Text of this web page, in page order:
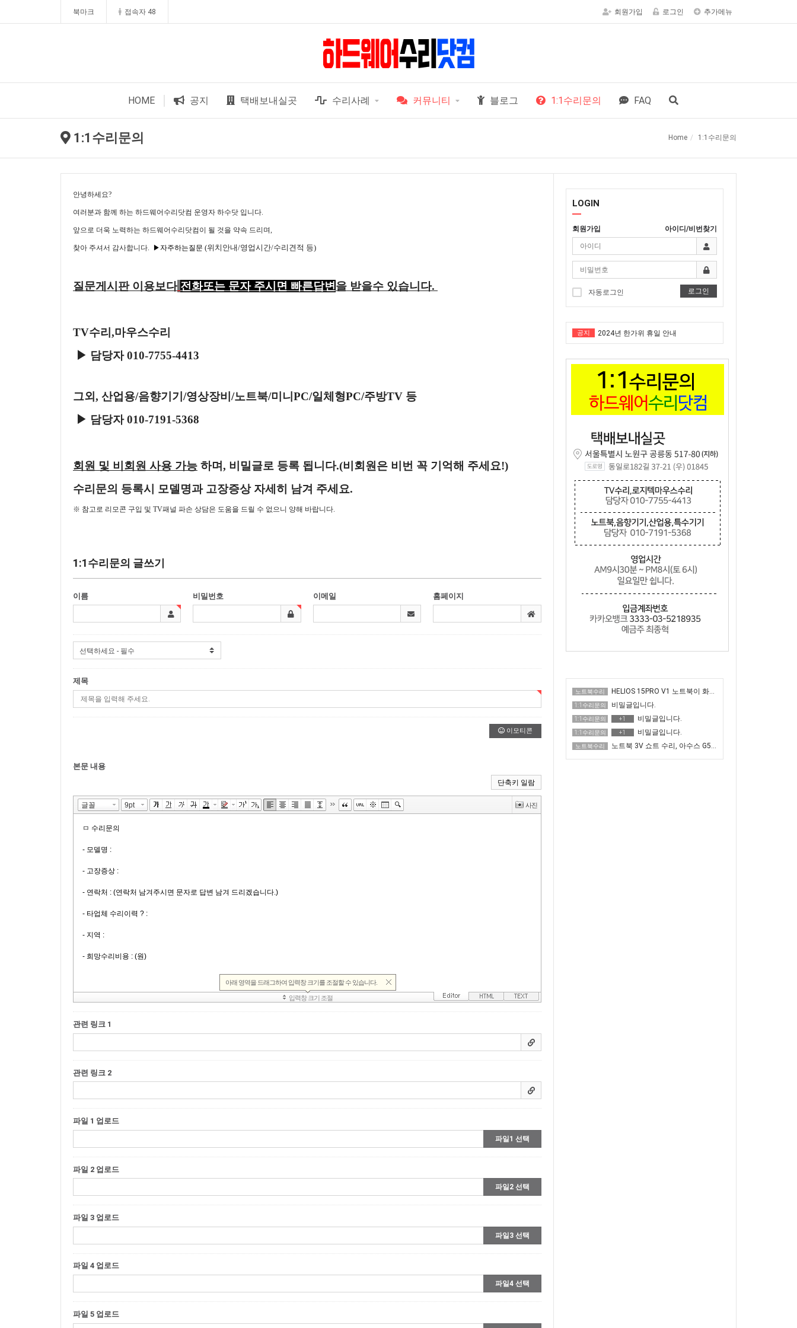
북마크 접속자 48 회원가입 로그인 추가메뉴
HOME 공지 택배보내실곳 수리사례 커뮤니티 블로그 1:1수리문의 FAQ
1:1수리문의 Home 1:1수리문의
안녕하세요?
여러분과 함께 하는 하드웨어수리닷컴 운영자 하수닷 입니다.
앞으로 더욱 노력하는 하드웨어수리닷컴이 될 것을 약속 드리며,
찾아 주셔서 감사합니다. ▶자주하는질문 (위치안내/영업시간/수리견적 등)
질문게시판 이용보다 전화또는 문자 주시면 빠른답변 을 받을수 있습니다.
TV수리,마우스수리
▶ 담당자 010-7755-4413
그외, 산업용/음향기기/영상장비/노트북/미니PC/일체형PC/주방TV 등
▶ 담당자 010-7191-5368
회원 및 비회원 사용 가능 하며, 비밀글로 등록 됩니다.(비회원은 비번 꼭 기억해 주세요!)
수리문의 등록시 모델명과 고장증상 자세히 남겨 주세요.
※ 참고로 리모콘 구입 및 TV패널 파손 상담은 도움을 드릴 수 없으니 양해 바랍니다.
1:1수리문의 글쓰기
이름 비밀번호 이메일 홈페이지
제목
이모티콘
본문 내용
단축키 일람
관련 링크 1
관련 링크 2
파일 1 업로드
파일1 선택
파일 2 업로드
파일2 선택
파일 3 업로드
파일3 선택
파일 4 업로드
파일4 선택
파일 5 업로드
LOGIN
회원가입 아이디/비번찾기
자동로그인 로그인
공지
"노트북부서" 1월 임시휴가 안내
★★★ 1:1 수리문의 문의 ★★★
2024년 한가위 휴일 안내
"노트북부서" 1월 임시휴가 안내
★★★ 1:1 수리문의 문의 ★★★
2025년 8월 휴가안내입니다.
2024년 한가위 휴일 안내
택배비인상안내
노트북수리 HELIOS 15PRO V1 노트북이 화면이 매우 어두운 증상 수리
1:1수리문의 비밀글입니다.
1:1수리문의 +1 비밀글입니다.
1:1수리문의 +1 비밀글입니다.
노트북수리 노트북 3V 쇼트 수리, 아수스 G513QR 전원 안 켜짐